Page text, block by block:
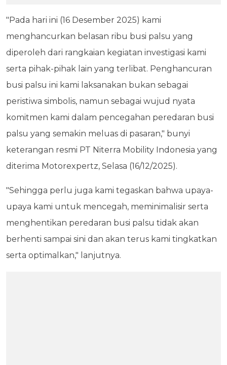
"Pada hari ini (16 Desember 2025) kami
menghancurkan belasan ribu busi palsu yang
diperoleh dari rangkaian kegiatan investigasi kami
serta pihak-pihak lain yang terlibat. Penghancuran
busi palsu ini kami laksanakan bukan sebagai
peristiwa simbolis, namun sebagai wujud nyata
komitmen kami dalam pencegahan peredaran busi
palsu yang semakin meluas di pasaran," bunyi
keterangan resmi PT Niterra Mobility Indonesia yang
diterima Motorexpertz, Selasa (16/12/2025).
"Sehingga perlu juga kami tegaskan bahwa upaya-
upaya kami untuk mencegah, meminimalisir serta
menghentikan peredaran busi palsu tidak akan
berhenti sampai sini dan akan terus kami tingkatkan
serta optimalkan," lanjutnya.